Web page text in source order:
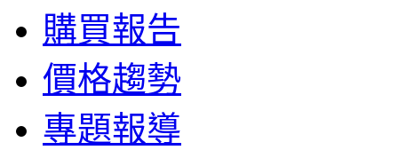
購買報告
價格趨勢
專題報導